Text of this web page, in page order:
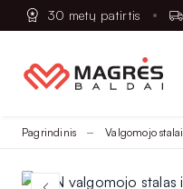
30 metų patirtis
Pagrindinis Valgomojo stalai